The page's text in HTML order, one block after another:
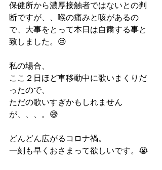
保健所から濃厚接触者ではないとの判
断ですが、、喉の痛みと咳があるの
で、大事をとって本日は自粛する事と
致しました。😢
私の場合、
ここ２日ほど車移動中に歌いまくりだ
ったので、
ただの歌いすぎかもしれません
が、、、。😅
どんどん広がるコロナ禍。
一刻も早くおさまって欲しいです。😭